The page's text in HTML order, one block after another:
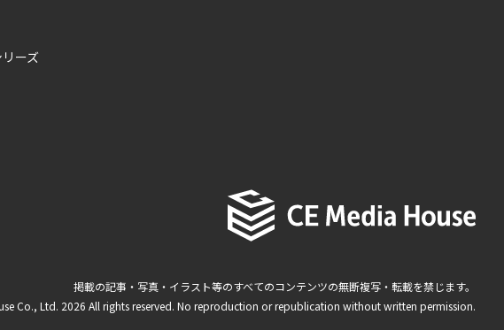
ーズ
掲載の記事・写真・イラスト等のすべてのコンテンツの無断複写・転載を禁じます。
Co., Ltd. 2026 All rights reserved. No reproduction or republication without written permission.